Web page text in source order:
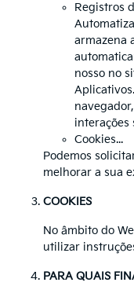
Registros
armazena
nosso no
interações
Cookies...
Podemos
melhorar a sua
COOKIES
No âmbito do
utilizar
PARA QUAIS